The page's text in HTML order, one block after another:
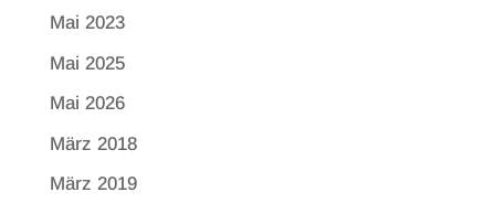
Mai 2023
Mai 2025
Mai 2026
März 2018
März 2019